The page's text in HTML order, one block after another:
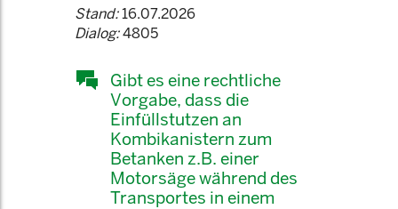
Stand:16.07.2026
Dialog:4805
Gibt es eine rechtliche
Vorgabe, dass die
Einfüllstutzen an
Kombikanistern zum
Betanken z.B. einer
Motorsäge während des
Transportes in einem